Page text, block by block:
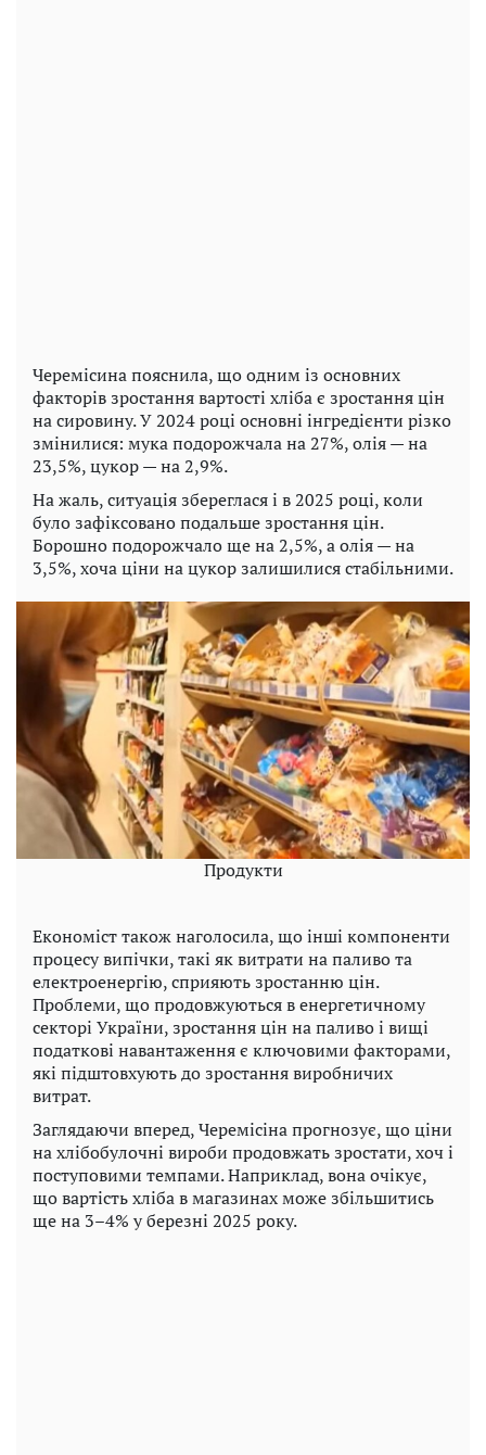
Черемісина пояснила, що одним із основних
факторів зростання вартості хліба є зростання цін
на сировину. У 2024 році основні інгредієнти різко
змінилися: мука подорожчала на 27%, олія — на
23,5%, цукор — на 2,9%.
На жаль, ситуація збереглася і в 2025 році, коли
було зафіксовано подальше зростання цін.
Борошно подорожчало ще на 2,5%, а олія — на
3,5%, хоча ціни на цукор залишилися стабільними.
Продукти
Економіст також наголосила, що інші компоненти
процесу випічки, такі як витрати на паливо та
електроенергію, сприяють зростанню цін.
Проблеми, що продовжуються в енергетичному
секторі України, зростання цін на паливо і вищі
податкові навантаження є ключовими факторами,
які підштовхують до зростання виробничих
витрат.
Заглядаючи вперед, Черемісіна прогнозує, що ціни
на хлібобулочні вироби продовжать зростати, хоч і
поступовими темпами. Наприклад, вона очікує,
що вартість хліба в магазинах може збільшитись
ще на 3–4% у березні 2025 року.